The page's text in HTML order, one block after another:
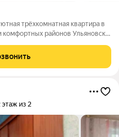
трёхкомнатная квартира в
районов Ульяновска!
от 11,9% Адрес: ул. Нариманова,
этаж из 2